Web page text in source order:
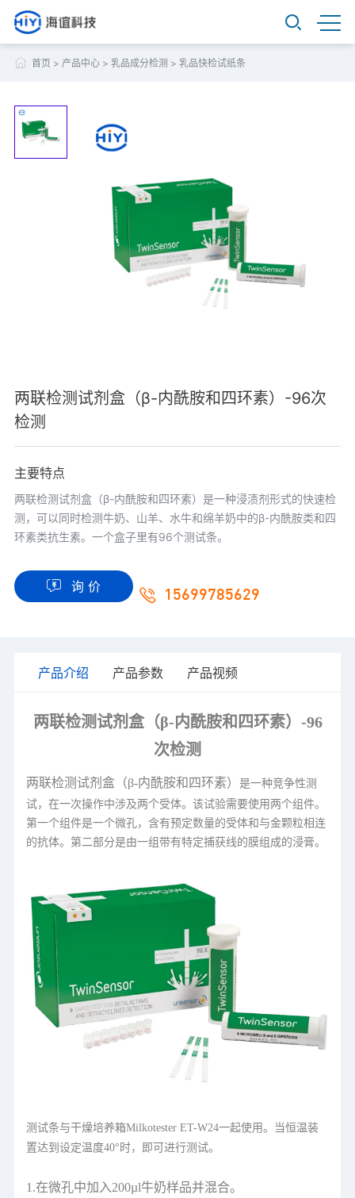
首页 > 产品中心> 乳品成分检测 > 乳品快检试纸条
两联检测试剂盒（β-内酰胺和四环素）-96次
检测
主要特点
两联检测试剂盒（β-内酰胺和四环素）是一种浸渍剂形式的快速检
测，可以同时检测牛奶、山羊、水牛和绵羊奶中的β-内酰胺类和四
环素类抗生素。一个盒子里有96个测试条。
询 价 15699785629
产品介绍 产品参数 产品视频
两联检测试剂盒（β-内酰胺和四环素）-96
次检测
两联检测试剂盒（β-内酰胺和四环素） 是一种竞争性测
试，在一次操作中涉及两个受体。该试验需要使用两个组件。
第一个组件是一个微孔，含有预定数量的受体和与金颗粒相连
的抗体。第二部分是由一组带有特定捕获线的膜组成的浸膏。
测试条与干燥培养箱Milkotester ET-W24一起使用。当恒温装
置达到设定温度40°时，即可进行测试。
1.在微孔中加入200µl牛奶样品并混合。